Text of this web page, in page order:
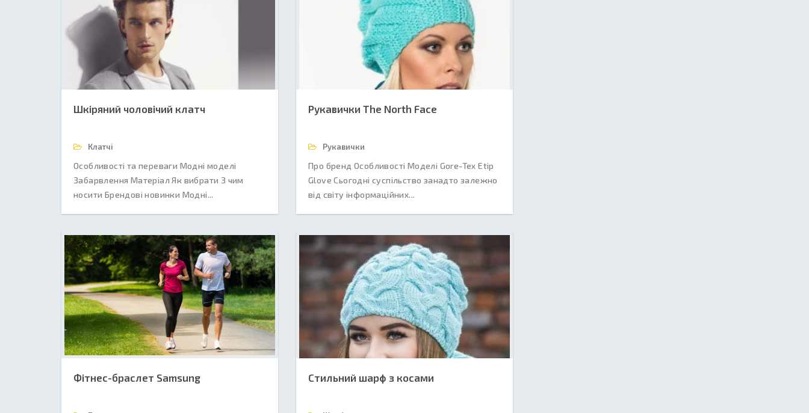
Шкіряний чоловічий клатч
Клатчі
Особливості та переваги Модні моделі
Забарвлення Матеріал Як вибрати З чим
носити Брендові новинки Модні...
Рукавички The North Face
Рукавички
Про бренд Особливості Моделі Gore-Tex Etip
Glove Сьогодні суспільство занадто залежно
від світу інформаційних...
Фітнес-браслет Samsung Стильний шарф з косами